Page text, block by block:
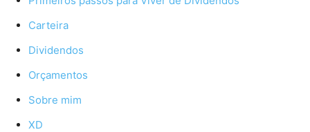
Carteira
Dividendos
Orçamentos
Sobre mim
XD